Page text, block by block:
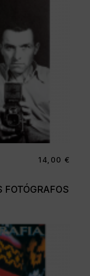
FOTÓGRAFOS
14,00 €